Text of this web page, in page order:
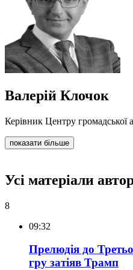
Валерій Клочок
Керівник Центру громадської
показати більше
Усі матеріали
8
09:32
Прелюдія до
гру затіяв Трамп